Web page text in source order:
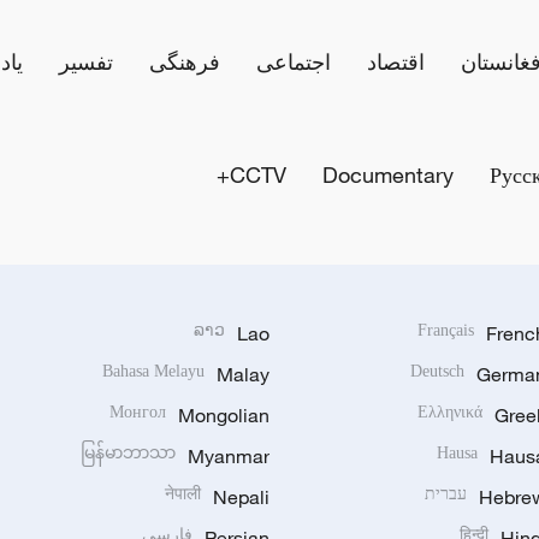
اقتصاد اجتماعی فرهنگی تفسیر
Documentary
CCTV+
Français
Deutsch
Ελληνικά
Hausa
עברית
हिन्दी
Lao
ລາວ
Malay
Bahasa Melayu
Mongolian
Монгол
Myanmar
မြန်မာဘာသာ
Nepali
नेपाली
فارسی